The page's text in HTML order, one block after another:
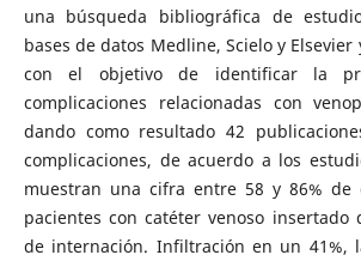
una búsqueda bibliográfica de
bases de datos Medline, Scielo y
con el objetivo de identificar la
complicaciones relacionadas con
dando como resultado 42
complicaciones, de acuerdo a los
muestran una cifra entre 58 y 86% de
pacientes con catéter venoso
de internación. Infiltración en un 41%,